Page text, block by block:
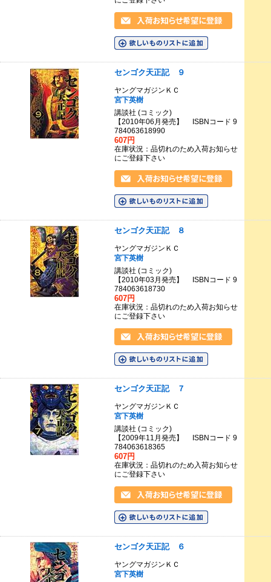
センゴク天正記 ９
ヤングマガジンＫＣ
宮下英樹
講談社 (コミック)
【2010年06月発売】 ISBNコード 9
784063618990
607円
在庫状況：品切れのため入荷お知らせ
にご登録下さい
センゴク天正記 ８
ヤングマガジンＫＣ
宮下英樹
講談社 (コミック)
【2010年03月発売】 ISBNコード 9
784063618730
607円
在庫状況：品切れのため入荷お知らせ
にご登録下さい
センゴク天正記 ７
ヤングマガジンＫＣ
宮下英樹
講談社 (コミック)
【2009年11月発売】 ISBNコード 9
784063618365
607円
在庫状況：品切れのため入荷お知らせ
にご登録下さい
センゴク天正記 ６
ヤングマガジンＫＣ
宮下英樹